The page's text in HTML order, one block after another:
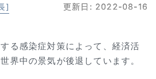
] 更新日: 2022-08-16
る感染症対策によって、経済活
界中の景気が後退しています。